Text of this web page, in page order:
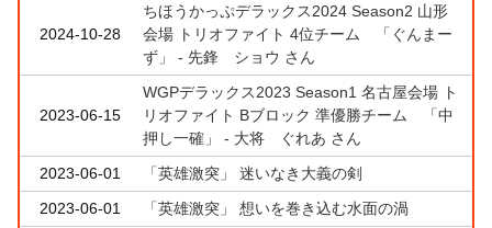
2024-10-28
ちほうかっぷデラックス2024 Season2 山形
会場 トリオファイト 4位チーム 「ぐんまー
ず」 - 先鋒 ショウ さん
2023-06-15
WGPデラックス2023 Season1 名古屋会場 ト
リオファイト Bブロック 準優勝チーム 「中
押し一確」 - 大将 ぐれあ さん
2023-06-01
「英雄激突」 迷いなき大義の剣
2023-06-01
「英雄激突」 想いを巻き込む水面の渦